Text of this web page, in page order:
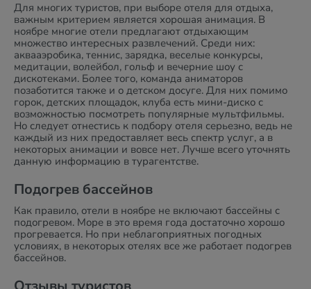
Для многих туристов, при выборе отеля для отдыха,
важным критерием является хорошая анимация. В
ноябре многие отели предлагают отдыхающим
множество интересных развлечений. Среди них:
аквааэробика, теннис, зарядка, веселые конкурсы,
медитации, волейбол, гольф и вечерние шоу с
дискотеками. Более того, команда аниматоров
позаботится также и о детском досуге. Для них помимо
горок, детских площадок, клуба есть мини-диско с
возможностью посмотреть популярные мультфильмы.
Но следует отнестись к подбору отеля серьезно, ведь не
каждый из них предоставляет весь спектр услуг, а в
некоторых анимации и вовсе нет. Лучше всего уточнять
данную информацию в турагентстве.
Подогрев бассейнов
Как правило, отели в ноябре не включают бассейны с
подогревом. Море в это время года достаточно хорошо
прогревается. Но при неблагоприятных погодных
условиях, в некоторых отелях все же работает подогрев
бассейнов.